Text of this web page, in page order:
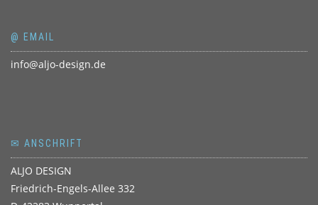
@ EMAIL
info@aljo-design.de
✉ ANSCHRIFT
ALJO DESIGN
Friedrich-Engels-Allee 332